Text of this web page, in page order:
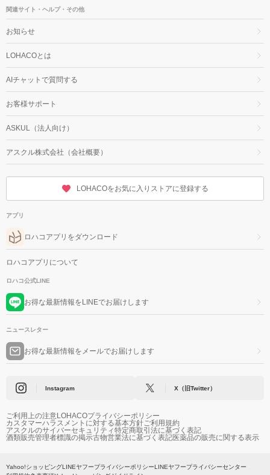
関連サイト・ヘルプ・その他
お知らせ
LOHACOとは
AIチャットで質問する
お客様サポート
ASKUL（法人向け）
アスクル株式会社（会社概要）
LOHACOをお気に入りストアに登録する
アプリ
ロハコアプリをダウンロード
ロハコアプリについて
ロハコ公式LINE
お得な最新情報をLINEでお届けします
ニュースレター
お得な最新情報をメールでお届けします
Instagram X（旧Twitter）
ご利用上の注意LOHACOプライバシーポリシー
カスタマーハラスメントに対する基本方針ご利用規約
アスクルのサイバーセキュリティ特定商取引法に基づく表記
酒類販売管理者標識の掲示古物営業法に基づく表記医薬品の販売に関する表示
Yahoo!ショッピングLINEヤフープライバシーポリシーLINEヤフープライバシーセンター